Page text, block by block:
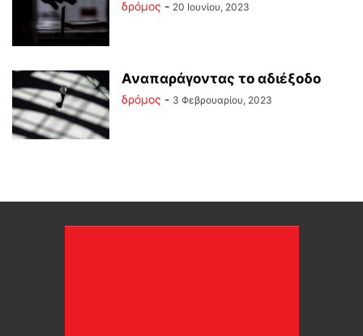
δρόμος - 20 Ιουνίου, 2023
Αναπαράγοντας το αδιέξοδο
δρόμος - 3 Φεβρουαρίου, 2023